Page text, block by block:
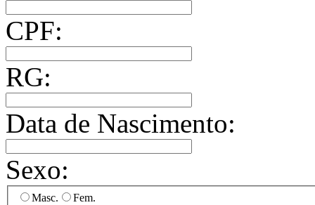
CPF:
RG:
Data de Nascimento:
Sexo:
Masc. Fem.